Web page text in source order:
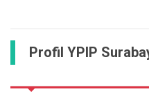
Profil YPIP